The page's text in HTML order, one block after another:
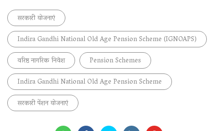
सरकारी योजनाएं
Indira Gandhi National Old Age Pension Scheme (IGNOAPS)
वरिष्ठ नागरिक निवेश
Pension Schemes
Indira Gandhi National Old Age Pension Scheme
सरकारी पेंशन योजनाएं